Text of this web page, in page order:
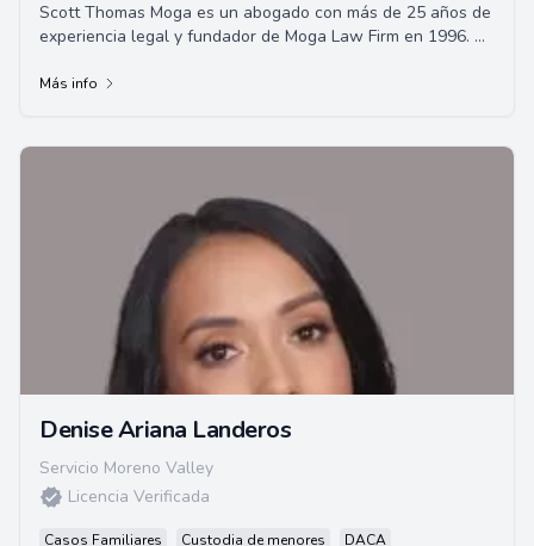
Scott Thomas Moga es un abogado con más de 25 años de
experiencia legal y fundador de Moga Law Firm en 1996. Se
Más info
Denise Ariana Landeros
Servicio Moreno Valley
Licencia Verificada
Casos Familiares Custodia de menores
DACA